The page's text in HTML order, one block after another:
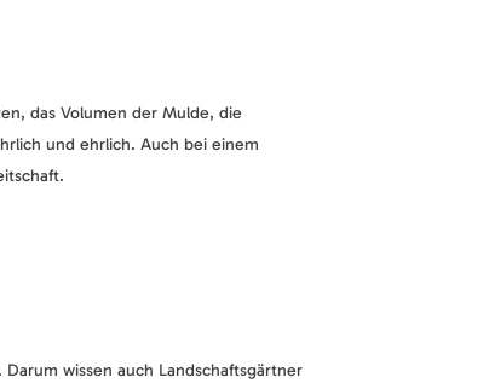
das Volumen der Mulde, die
und ehrlich. Auch bei einem
wissen auch Landschaftsgärtner